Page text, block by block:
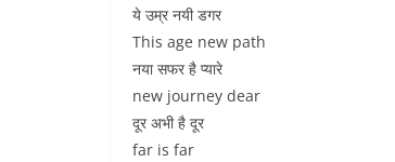
ये उम्र नयी डगर
This age new path
नया सफर है प्यारे
new journey dear
दूर अभी है दूर
far is far